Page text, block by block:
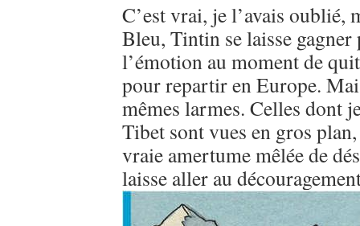
C’est vrai, je l’avais oublié,
Bleu, Tintin se laisse gagner
l’émotion au moment de
pour repartir en Europe.
mêmes larmes. Celles dont
Tibet sont vues en gros
vraie amertume mêlée de
laisse aller au